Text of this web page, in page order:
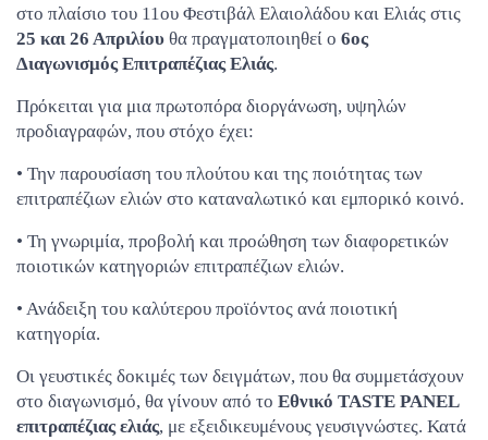
στο πλαίσιο του 11ου Φεστιβάλ Ελαιολάδου και Ελιάς στις
25 και 26 Απριλίου θα πραγματοποιηθεί ο 6ος
Διαγωνισμός Επιτραπέζιας Ελιάς.
Πρόκειται για μια πρωτοπόρα διοργάνωση, υψηλών
προδιαγραφών, που στόχο έχει:
• Την παρουσίαση του πλούτου και της ποιότητας των
επιτραπέζιων ελιών στο καταναλωτικό και εμπορικό κοινό.
• Τη γνωριμία, προβολή και προώθηση των διαφορετικών
ποιοτικών κατηγοριών επιτραπέζιων ελιών.
• Ανάδειξη του καλύτερου προϊόντος ανά ποιοτική
κατηγορία.
Οι γευστικές δοκιμές των δειγμάτων, που θα συμμετάσχουν
στο διαγωνισμό, θα γίνουν από το Εθνικό TASTE PANEL
επιτραπέζιας ελιάς, με εξειδικευμένους γευσιγνώστες. Κατά